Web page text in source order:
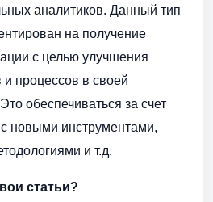
аналитиков. Данный тип
на получение
с целью улучшения
процессов в своей
обеспечиваться за счет
новыми инструментами,
и т.д.
статьи?